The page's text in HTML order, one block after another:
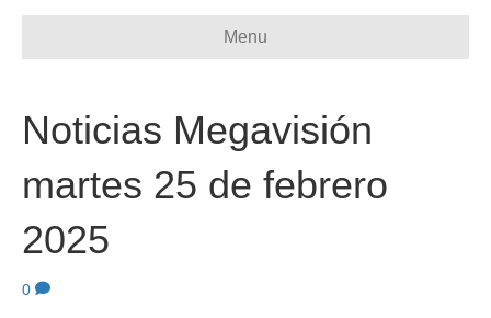
Menu
Noticias Megavisión
martes 25 de febrero
2025
0